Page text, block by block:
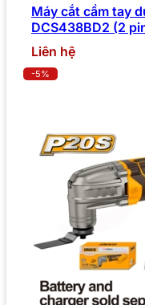
Máy cắt cầm tay
DCS438BD2 (2
Liên hệ
-5%